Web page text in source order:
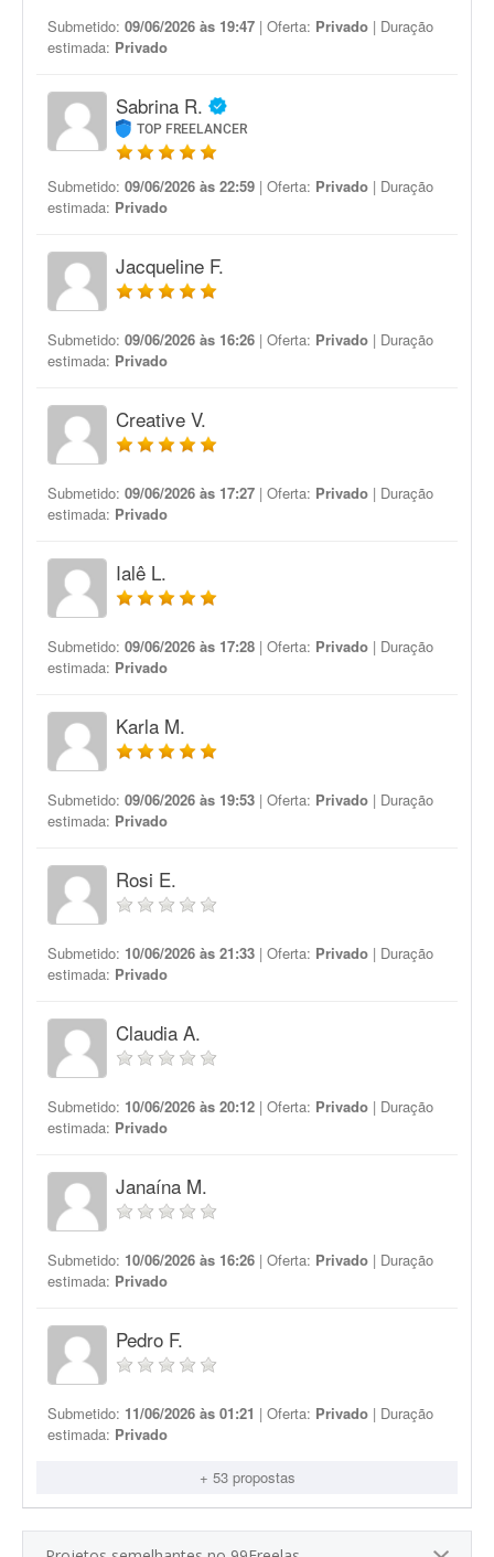
Submetido: 09/06/2026 às 19:47 | Oferta: Privado | Duração
estimada: Privado
Sabrina R.
TOP FREELANCER
Submetido: 09/06/2026 às 22:59 | Oferta: Privado | Duração
estimada: Privado
Jacqueline F.
Submetido: 09/06/2026 às 16:26 | Oferta: Privado | Duração
estimada: Privado
Creative V.
Submetido: 09/06/2026 às 17:27 | Oferta: Privado | Duração
estimada: Privado
Ialê L.
Submetido: 09/06/2026 às 17:28 | Oferta: Privado | Duração
estimada: Privado
Karla M.
Submetido: 09/06/2026 às 19:53 | Oferta: Privado | Duração
estimada: Privado
Rosi E.
Submetido: 10/06/2026 às 21:33 | Oferta: Privado | Duração
estimada: Privado
Claudia A.
Submetido: 10/06/2026 às 20:12 | Oferta: Privado | Duração
estimada: Privado
Janaína M.
Submetido: 10/06/2026 às 16:26 | Oferta: Privado | Duração
estimada: Privado
Pedro F.
Submetido: 11/06/2026 às 01:21 | Oferta: Privado | Duração
estimada: Privado
+ 53 propostas